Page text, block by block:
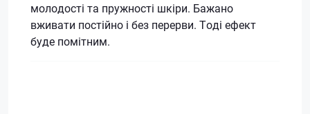
молодості та пружності шкіри. Бажано
вживати постійно і без перерви. Тоді ефект
буде помітним.